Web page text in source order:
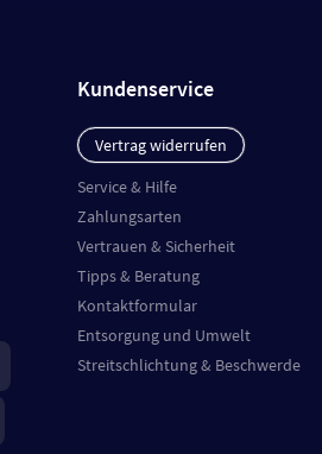
Kundenservice
Vertrag widerrufen
Service & Hilfe
Zahlungsarten
Vertrauen & Sicherheit
Tipps & Beratung
Kontaktformular
Entsorgung und Umwelt
Streitschlichtung & Beschwerde